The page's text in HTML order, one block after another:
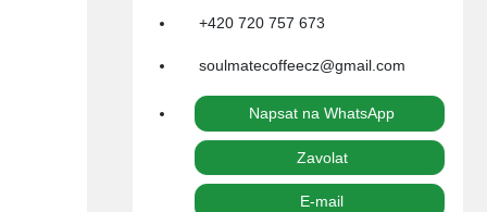
+420 720 757 673
soulmatecoffeecz@gmail.com
Napsat na WhatsApp
Zavolat
E-mail